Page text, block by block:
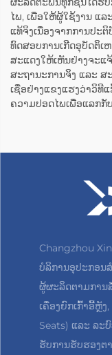
ໄພ, ເພື່ອໃຫ້ຜູ້ໃຊ້ງານ ແ
ແທ້ຈິງເນື່ອງຈາກການປະຕິ
ທົດສອບການເກີດອຸບັດຕິເ
ສະແດງໃຫ້ເຫັນຢ່າງຈະແ
ສະຖານະການຈິງ ແລະ ສ
ເຊື່ອຢ່າງແຂງແຮງວ່າວິທີ
ຄວາມປອດໄພເພື່ອແລກ
Changzhou
ບໍລິການອຸປະກອນ
ຜູ້ຜະລິດຕາມການ
ເຄື່ອງຍົກເກົ້າອີ້ຫຼັງ
Seats) ແລະ ລະ
ຮັບການຮັບຮອງຕ